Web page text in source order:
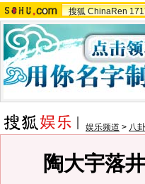
搜狐 ChinaRen
娱乐频道 > 八
陶大宇落